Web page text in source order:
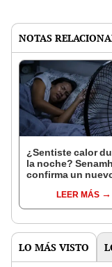
NOTAS
¿Sentiste calor
la noche?
confirma un
diurna en el Perú:
conoce el
LEER MÁS
LO MÁS VISTO